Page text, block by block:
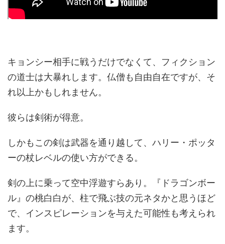
キョンシー相手に戦うだけでなくて、フィクション
の道士は大暴れします。仏僧も自由自在ですが、そ
れ以上かもしれません。
彼らは剣術が得意。
しかもこの剣は武器を通り越して、ハリー・ポッタ
ーの杖レベルの使い方ができる。
剣の上に乗って空中浮遊すらあり。『ドラゴンボー
ル』の桃白白が、柱で飛ぶ技の元ネタかと思うほど
で、インスピレーションを与えた可能性も考えられ
ます。